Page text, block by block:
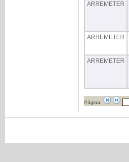
ARREMETER
ARREMETER
ARREMETER
Página: